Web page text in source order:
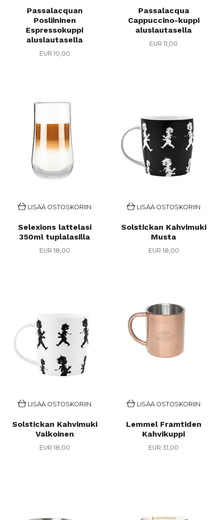
Passalacquan
Posliininen
Espressokuppi
aluslautasella
EUR 10,00
Passalacqua
Cappuccino-kuppi
aluslautasella
EUR 11,00
LISÄÄ OSTOSKORIIN
Selexions lattelasi
350ml tuplalasilla
EUR 18,00
LISÄÄ OSTOSKORIIN
Solstickan Kahvimuki
Musta
EUR 18,00
LISÄÄ OSTOSKORIIN
Solstickan Kahvimuki
Valkoinen
EUR 18,00
LISÄÄ OSTOSKORIIN
Lemmel Framtiden
Kahvikuppi
EUR 31,00